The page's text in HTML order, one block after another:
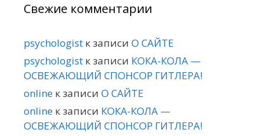
Свежие комментарии
psychologist к записи О САЙТЕ
psychologist к записи КОКА-КОЛА —
ОСВЕЖАЮЩИЙ СПОНСОР ГИТЛЕРА!
online к записи О САЙТЕ
online к записи КОКА-КОЛА —
ОСВЕЖАЮЩИЙ СПОНСОР ГИТЛЕРА!